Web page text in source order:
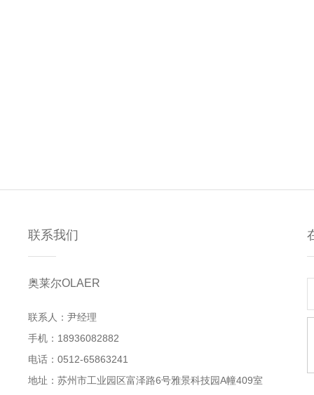
联系我们
奥莱尔OLAER
联系人：尹经理
手机：18936082882
电话：0512-65863241
地址：苏州市工业园区富泽路6号雅景科技园A幢409室